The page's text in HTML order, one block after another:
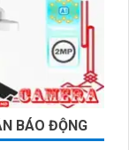
BÁO ĐỘNG